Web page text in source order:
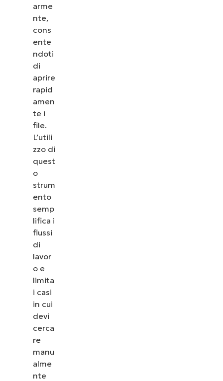
arme
nte,
cons
ente
ndoti
di
aprire
rapid
amen
te i
file.
L’utili
zzo di
quest
o
strum
ento
semp
lifica i
flussi
di
lavor
o e
limita
i casi
in cui
devi
cerca
re
manu
alme
nte